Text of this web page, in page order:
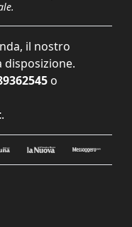
il nostro
disposizione.
o
.